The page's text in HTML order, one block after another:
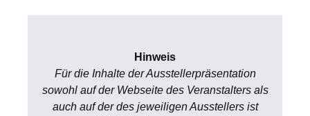
Hinweis
Für die Inhalte der Ausstellerpräsentation
sowohl auf der Webseite des Veranstalters als
auch auf der des jeweiligen Ausstellers ist